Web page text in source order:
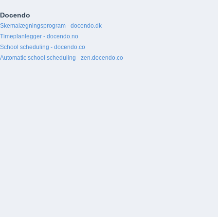
Docendo
Skemalægningsprogram - docendo.dk
Timeplanlegger - docendo.no
School scheduling - docendo.co
Automatic school scheduling - zen.docendo.co